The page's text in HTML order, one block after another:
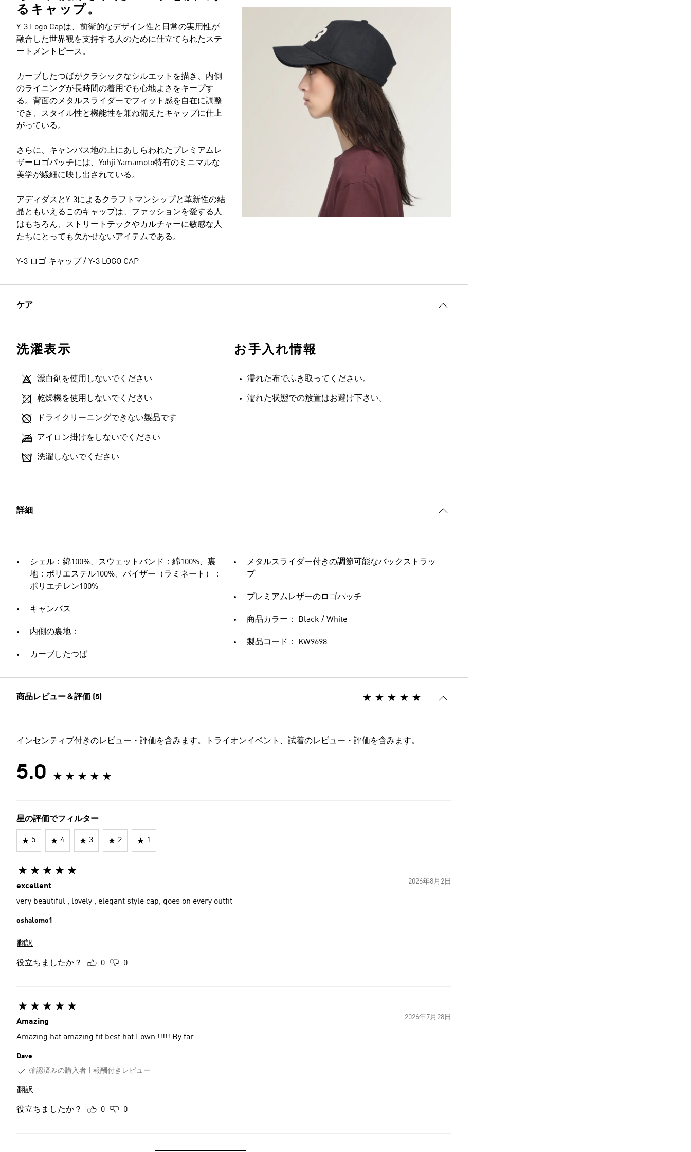
るキャップ。
Y-3 Logo Capは、前衛的なデザイン性と日常の実用性が
融合した世界観を支持する人のために仕立てられたステ
ートメントピース。
カーブしたつばがクラシックなシルエットを描き、内側
のライニングが長時間の着用でも心地よさをキープす
る。背面のメタルスライダーでフィット感を自在に調整
でき、スタイル性と機能性を兼ね備えたキャップに仕上
がっている。
さらに、キャンバス地の上にあしらわれたプレミアムレ
ザーロゴパッチには、Yohji Yamamoto特有のミニマルな
美学が繊細に映し出されている。
アディダスとY-3によるクラフトマンシップと革新性の結
晶ともいえるこのキャップは、ファッションを愛する人
はもちろん、ストリートテックやカルチャーに敏感な人
たちにとっても欠かせないアイテムである。
Y-3 ロゴ キャップ / Y-3 LOGO CAP
ケア
洗濯表示
漂白剤を使用しないでください
乾燥機を使用しないでください
ドライクリーニングできない製品です
アイロン掛けをしないでください
洗濯しないでください
お手入れ情報
濡れた布でふき取ってください。
濡れた状態での放置はお避け下さい。
詳細
シェル：綿100%、スウェットバンド：綿100%、裏
地：ポリエステル100%、バイザー（ラミネート）：
ポリエチレン100%
キャンバス
内側の裏地：
カーブしたつば
メタルスライダー付きの調節可能なバックストラッ
プ
プレミアムレザーのロゴパッチ
商品カラー： Black / White
製品コード： KW9698
商品レビュー＆評価 (5)
インセンティブ付きのレビュー・評価を含みます。トライオンイベント、試着のレビュー・評価を含みます。
5.0
星の評価でフィルター
5 4 3 2 1
2026年8月2日
excellent
very beautiful , lovely , elegant style cap, goes on every outfit
oshalomo1
翻訳
役立ちましたか？ 0 0
2026年7月28日
Amazing
Amazing hat amazing fit best hat I own !!!!! By far
Dave
確認済みの購入者
報酬付きレビュー
翻訳
役立ちましたか？ 0 0